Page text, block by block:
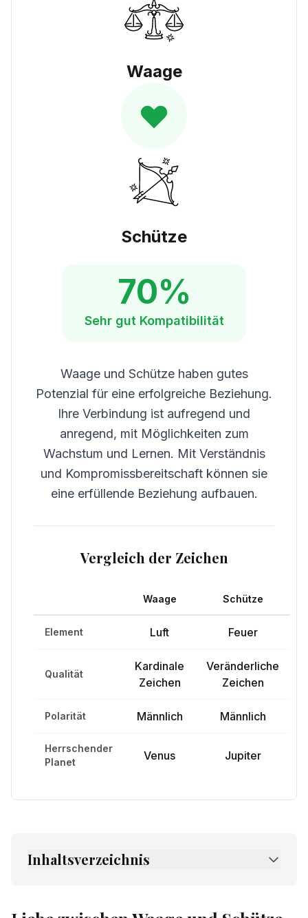
Waage
Schütze
70%
Sehr gut Kompatibilität
Waage und Schütze haben gutes
Potenzial für eine erfolgreiche Beziehung.
Ihre Verbindung ist aufregend und
anregend, mit Möglichkeiten zum
Wachstum und Lernen. Mit Verständnis
und Kompromissbereitschaft können sie
eine erfüllende Beziehung aufbauen.
Vergleich der Zeichen
Waage Schütze
Element Luft Feuer
Qualität
Kardinale
Zeichen
Veränderliche
Zeichen
Polarität Männlich Männlich
Herrschender
Planet
Venus Jupiter
Inhaltsverzeichnis